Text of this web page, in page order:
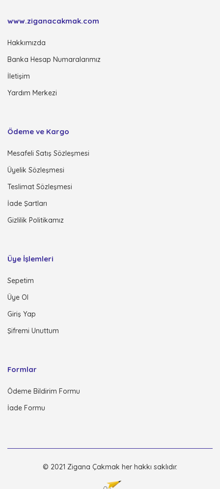
www.ziganacakmak.com
Hakkımızda
Banka Hesap Numaralarımız
İletişim
Yardım Merkezi
Ödeme ve Kargo
Mesafeli Satış Sözleşmesi
Üyelik Sözleşmesi
Teslimat Sözleşmesi
İade Şartları
Gizlilik Politikamız
Üye İşlemleri
Sepetim
Üye Ol
Giriş Yap
Şifremi Unuttum
Formlar
Ödeme Bildirim Formu
İade Formu
© 2021 Zigana Çakmak her hakkı saklıdır.